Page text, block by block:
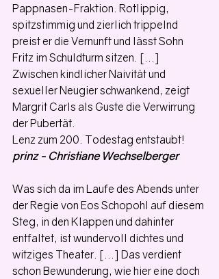
Pappnasen-Fraktion. Rotlippig,
spitzstimmig und zierlich trippelnd
preist er die Vernunft und lässt Sohn
Fritz im Schuldturm sitzen. [...]
Zwischen kindlicher Naivität und
sexueller Neugier schwankend, zeigt
Margrit Carls als Guste die Verwirrung
der Pubertät.
Lenz zum 200. Todestag entstaubt!
prinz - Christiane Wechselberger
Was sich da im Laufe des Abends unter
der Regie von Eos Schopohl auf diesem
Steg, in den Klappen und dahinter
entfaltet, ist wundervoll dichtes und
witziges Theater. [...] Das verdient
schon Bewunderung, wie hier eine doch